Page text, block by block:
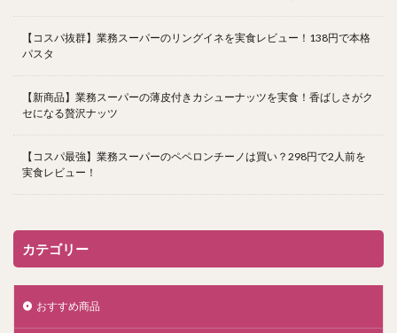
【コスパ抜群】業務スーパーのリングイネを実食レビュー！138円で本格
パスタ
【新商品】業務スーパーの薄皮付きカシューナッツを実食！香ばしさがク
セになる贅沢ナッツ
【コスパ最強】業務スーパーのペペロンチーノは買い？298円で2人前を
実食レビュー！
カテゴリー
おすすめ商品